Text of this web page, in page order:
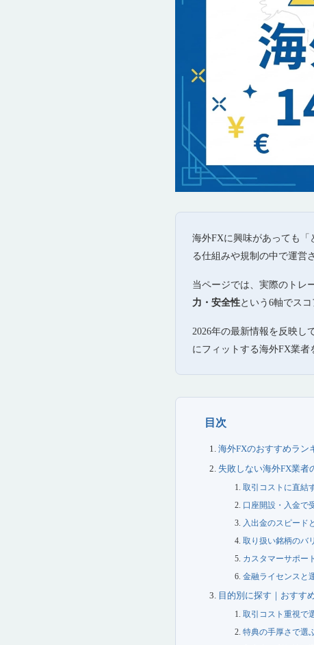
海外FXに興味があっても
る仕組みや規制の中で運営
当ページでは、実際のトレ
力・安全性という6軸でス
2026年の最新情報を反映し
にフィットする海外FX業者
目次
海外FXのおすすめラン
失敗しない海外FX業者
取引コストに直結
口座開設・入金で
入出金のスピード
取り扱い銘柄のバ
カスタマーサポー
金融ライセンスと
目的別に探す｜おすす
取引コスト重視で
特典の手厚さで選